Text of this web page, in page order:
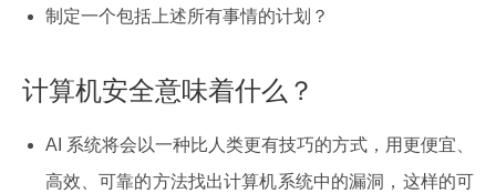
制定一个包括上述所有事情的计划？
计算机安全意味着什么？
AI 系统将会以一种比人类更有技巧的方式，用更便宜、
高效、可靠的方法找出计算机系统中的漏洞，这样的可